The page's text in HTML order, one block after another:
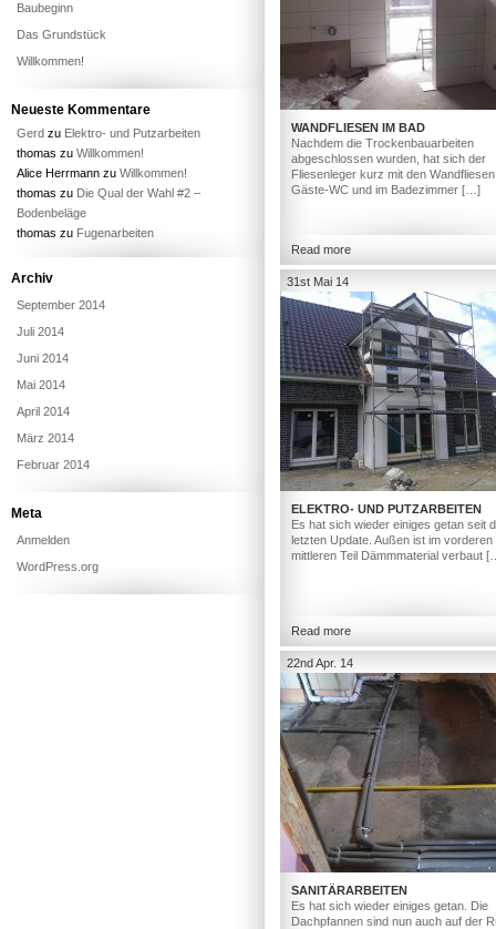
WANDFLIESEN IM BAD
Nachdem die Trockenbauarbeiten
abgeschlossen wurden, hat sich der
Fliesenleger kurz mit den
Gäste-WC und im Badezimmer […]
Read more
31st Mai 14
ELEKTRO- UND PUTZARBEITEN
Es hat sich wieder einiges getan seit
letzten Update. Außen ist im vorderen
mittleren Teil Dämmmaterial verbaut
Read more
22nd Apr. 14
SANITÄRARBEITEN
Es hat sich wieder einiges getan. Die
Dachpfannen sind nun auch auf der
Baubeginn
Das Grundstück
Willkommen!
Neueste Kommentare
Gerd zu Elektro- und Putzarbeiten
thomas zu Willkommen!
Alice Herrmann zu Willkommen!
thomas zu Die Qual der Wahl #2 –
Bodenbeläge
thomas zu Fugenarbeiten
Archiv
September 2014
Juli 2014
Juni 2014
Mai 2014
April 2014
März 2014
Februar 2014
Meta
Anmelden
WordPress.org